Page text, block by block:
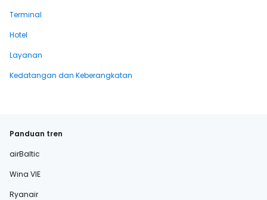
Terminal
Hotel
Layanan
Kedatangan dan Keberangkatan
Panduan tren
airBaltic
Wina VIE
Ryanair